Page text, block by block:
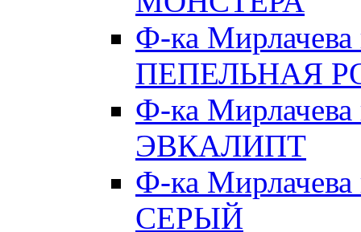
Ф-ка
ПЕПЕЛЬНАЯ
Ф-ка
ЭВКАЛИПТ
Ф-ка
СЕРЫЙ